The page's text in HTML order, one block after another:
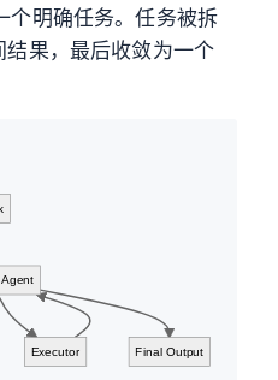
个明确任务。任务被拆
果，最后收敛为一个
Executor Final Output